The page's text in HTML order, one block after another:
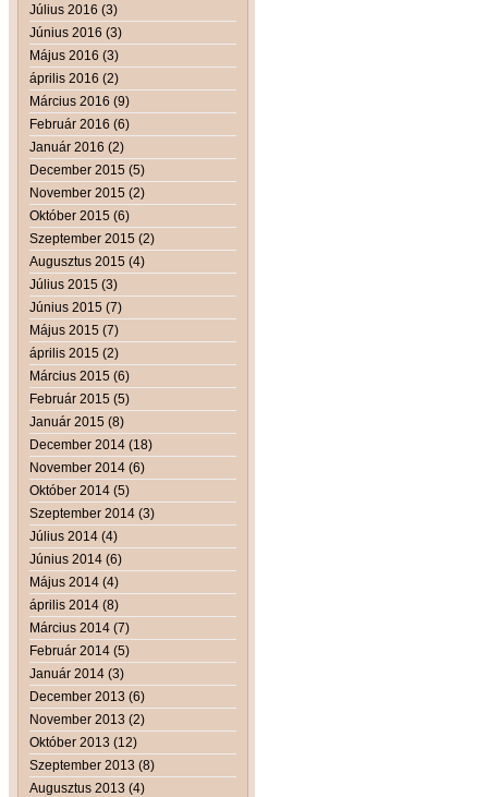
Július 2016 (3)
Június 2016 (3)
Május 2016 (3)
április 2016 (2)
Március 2016 (9)
Február 2016 (6)
Január 2016 (2)
December 2015 (5)
November 2015 (2)
Október 2015 (6)
Szeptember 2015 (2)
Augusztus 2015 (4)
Július 2015 (3)
Június 2015 (7)
Május 2015 (7)
április 2015 (2)
Március 2015 (6)
Február 2015 (5)
Január 2015 (8)
December 2014 (18)
November 2014 (6)
Október 2014 (5)
Szeptember 2014 (3)
Július 2014 (4)
Június 2014 (6)
Május 2014 (4)
április 2014 (8)
Március 2014 (7)
Február 2014 (5)
Január 2014 (3)
December 2013 (6)
November 2013 (2)
Október 2013 (12)
Szeptember 2013 (8)
Augusztus 2013 (4)